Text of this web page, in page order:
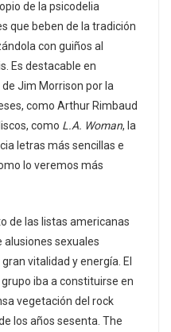
de la psicodelia
que beben de la tradición
con guiños al
Es destacable en
Jim Morrison por la
como Arthur Rimbaud
como L.A. Woman, la
letras más sencillas e
lo veremos más
de las listas americanas
alusiones sexuales
vitalidad y energía. El
iba a constituirse en
vegetación del rock
los años sesenta. The